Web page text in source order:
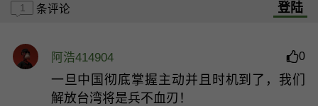
1 条评论 登陆
阿浩414904 0
一旦中国彻底掌握主动并且时机到了，我们
解放台湾将是兵不血刃！